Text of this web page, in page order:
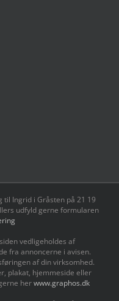
Ingrid i Gråsten på 21 19
udfyld gerne formularen
vedligeholdes af
fra annoncerne i avisen.
af din virksomhed.
plakat, hjemmeside eller
herwww.graphos.dk